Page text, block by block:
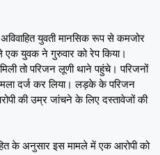
युवती मानसिक रूप से कमजोर
एक युवक ने गुरुवार को रेप किया।
तो परिजन लूणी थाने पहुंचे। परिजनों
दर्ज कर लिया। लड़के के परिजन
की उम्र जांचने के लिए दस्तावेजों की
के अनुसार इस मामले में एक आरोपी को